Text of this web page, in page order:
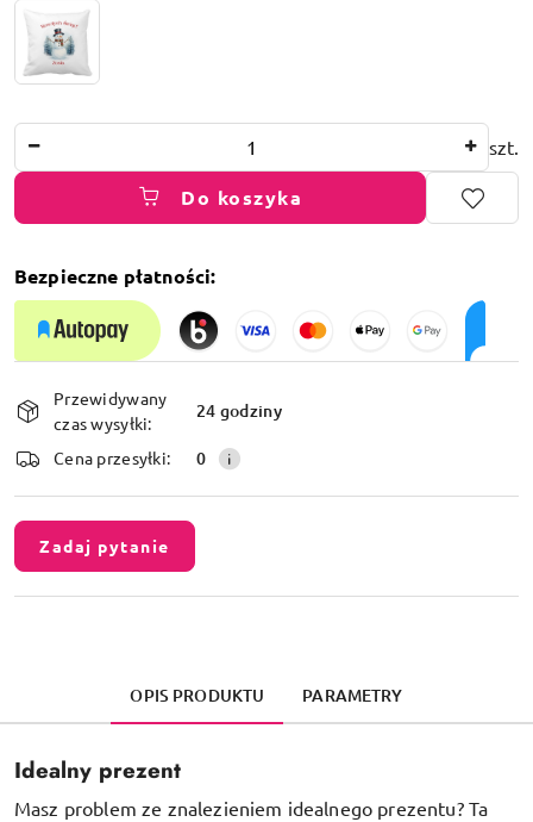
szt.
Do koszyka
Bezpieczne płatności:
Dostępność
i
dostawa
Przewidywany
czas wysyłki:
24 godziny
Cena przesyłki: 0
Zadaj pytanie
OPIS PRODUKTU PARAMETRY
Idealny prezent
Masz problem ze znalezieniem idealnego prezentu? Ta